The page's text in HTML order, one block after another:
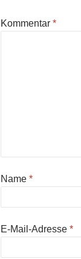
Kommentar *
Name *
E-Mail-Adresse *